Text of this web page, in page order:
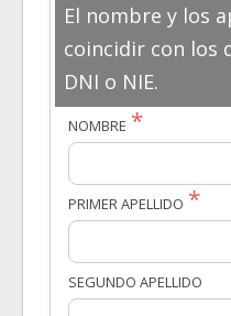
El nombre y los
coincidir con los
DNI o NIE.
NOMBRE
PRIMER APELLIDO
SEGUNDO APELLIDO